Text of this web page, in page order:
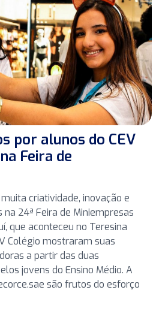
por alunos do CEV
Feira de
criatividade, inovação e
24ª Feira de Miniempresas
que aconteceu no Teresina
Colégio mostraram suas
a partir das duas
jovens do Ensino Médio. A
são frutos do esforço